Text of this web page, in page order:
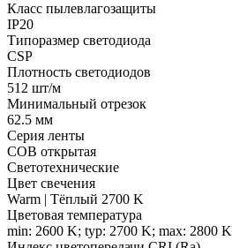
Класс пылевлагозащиты
IP20
Типоразмер светодиода
CSP
Плотность светодиодов
512 шт/м
Минимальный отрезок
62.5 мм
Серия ленты
COB открытая
Светотехнические
Цвет свечения
Warm | Тёплый 2700 K
Цветовая температура
min: 2600 K; typ: 2700 K; max: 2800 K